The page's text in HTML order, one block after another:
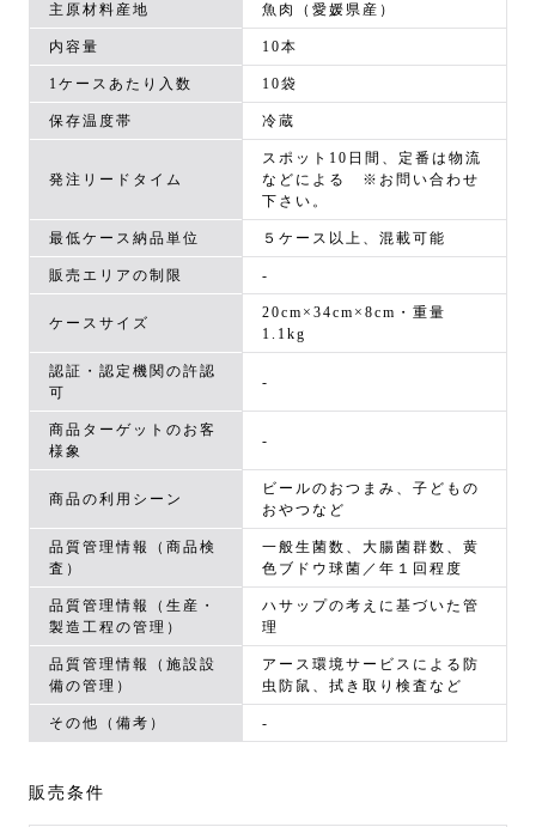
主原材料産地 魚肉（愛媛県産）
内容量 10本
1ケースあたり入数 10袋
保存温度帯 冷蔵
発注リードタイム
スポット10日間、定番は物流
などによる ※お問い合わせ
下さい。
最低ケース納品単位 ５ケース以上、混載可能
販売エリアの制限 -
ケースサイズ
20cm×34cm×8cm・重量
1.1kg
認証・認定機関の許認
可
-
商品ターゲットのお客
様象
-
商品の利用シーン
ビールのおつまみ、子どもの
おやつなど
品質管理情報（商品検
査）
一般生菌数、大腸菌群数、黄
色ブドウ球菌／年１回程度
品質管理情報（生産・
製造工程の管理）
ハサップの考えに基づいた管
理
品質管理情報（施設設
備の管理）
アース環境サービスによる防
虫防鼠、拭き取り検査など
その他（備考） -
販売条件